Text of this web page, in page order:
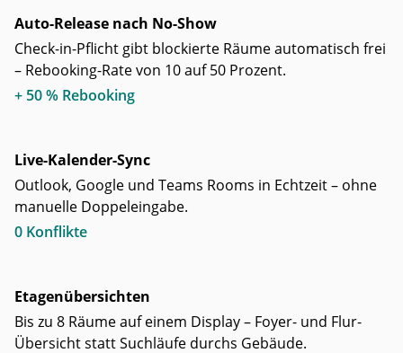
Auto-Release nach No-Show
Check-in-Pflicht gibt blockierte Räume automatisch frei
– Rebooking-Rate von 10 auf 50 Prozent.
+ 50 % Rebooking
Live-Kalender-Sync
Outlook, Google und Teams Rooms in Echtzeit – ohne
manuelle Doppeleingabe.
0 Konflikte
Etagenübersichten
Bis zu 8 Räume auf einem Display – Foyer- und Flur-
Übersicht statt Suchläufe durchs Gebäude.